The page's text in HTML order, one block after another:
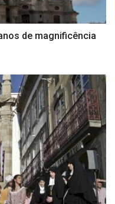
de magnificência